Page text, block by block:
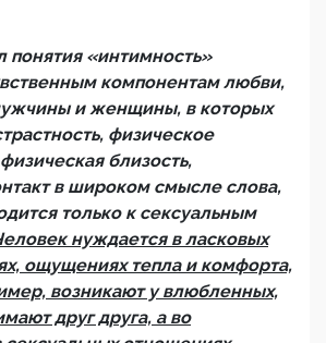
понятия «интимность»
компонентам любви,
и женщины, в которых
физическое
близость,
в широком смысле слова,
только к сексуальным
нуждается в ласковых
ощущениях тепла и комфорта,
возникают у влюбленных,
друг друга, а во